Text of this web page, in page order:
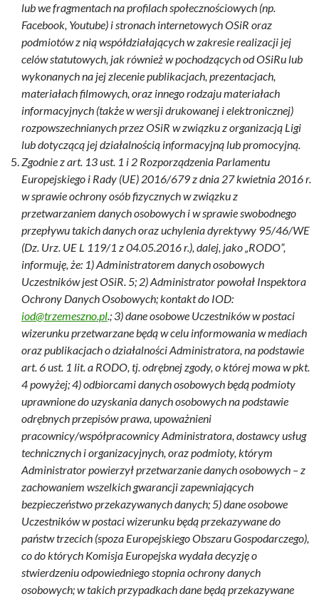
lub we fragmentach na profilach społecznościowych (np.
Facebook, Youtube) i stronach internetowych OSiR oraz
podmiotów z nią współdziałających w zakresie realizacji jej
celów statutowych, jak również w pochodzących od OSiRu lub
wykonanych na jej zlecenie publikacjach, prezentacjach,
materiałach filmowych, oraz innego rodzaju materiałach
informacyjnych (także w wersji drukowanej i elektronicznej)
rozpowszechnianych przez OSiR w związku z organizacją Ligi
lub dotyczącą jej działalnością informacyjną lub promocyjną.
Zgodnie z art. 13 ust. 1 i 2 Rozporządzenia Parlamentu
Europejskiego i Rady (UE) 2016/679 z dnia 27 kwietnia 2016 r.
w sprawie ochrony osób fizycznych w związku z
przetwarzaniem danych osobowych i w sprawie swobodnego
przepływu takich danych oraz uchylenia dyrektywy 95/46/WE
(Dz. Urz. UE L 119/1 z 04.05.2016 r.), dalej, jako „RODO”,
informuję, że: 1) Administratorem danych osobowych
Uczestników jest OSiR. 5; 2) Administrator powołał Inspektora
Ochrony Danych Osobowych; kontakt do IOD:
iod@trzemeszno.pl.; 3) dane osobowe Uczestników w postaci
wizerunku przetwarzane będą w celu informowania w mediach
oraz publikacjach o działalności Administratora, na podstawie
art. 6 ust. 1 lit. a RODO, tj. odrębnej zgody, o której mowa w pkt.
4 powyżej; 4) odbiorcami danych osobowych będą podmioty
uprawnione do uzyskania danych osobowych na podstawie
odrębnych przepisów prawa, upoważnieni
pracownicy/współpracownicy Administratora, dostawcy usług
technicznych i organizacyjnych, oraz podmioty, którym
Administrator powierzył przetwarzanie danych osobowych – z
zachowaniem wszelkich gwarancji zapewniających
bezpieczeństwo przekazywanych danych; 5) dane osobowe
Uczestników w postaci wizerunku będą przekazywane do
państw trzecich (spoza Europejskiego Obszaru Gospodarczego),
co do których Komisja Europejska wydała decyzję o
stwierdzeniu odpowiedniego stopnia ochrony danych
osobowych; w takich przypadkach dane będą przekazywane